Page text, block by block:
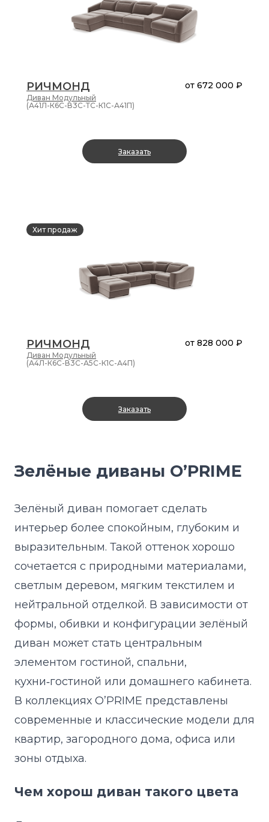
РИЧМОНД
Диван Модульный
от 672 000 ₽
(А41Л-К6С-В3С-ТС-К1С-А41П)
Заказать
Хит продаж
РИЧМОНД
Диван Модульный
от 828 000 ₽
(А4Л-К6С-В3С-А5С-К1С-А4П)
Заказать
Зелёные диваны O’PRIME
Зелёный диван помогает сделать
интерьер более спокойным, глубоким и
выразительным. Такой оттенок хорошо
сочетается с природными материалами,
светлым деревом, мягким текстилем и
нейтральной отделкой. В зависимости от
формы, обивки и конфигурации зелёный
диван может стать центральным
элементом гостиной, спальни,
кухни‑гостиной или домашнего кабинета.
В коллекциях O’PRIME представлены
современные и классические модели для
квартир, загородного дома, офиса или
зоны отдыха.
Чем хорош диван такого цвета